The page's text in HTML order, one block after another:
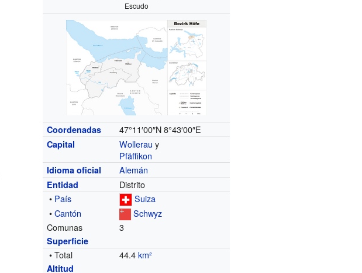
Escudo
Coordenadas 47°11′00″N 8°43′00″E
Capital Wollerau y
Pfäffikon
Idioma oficial Alemán
Entidad
Distrito
• País
Suiza
•Cantón
Schwyz
Comunas
3
Superficie
• Total 44.4km²
Altitud